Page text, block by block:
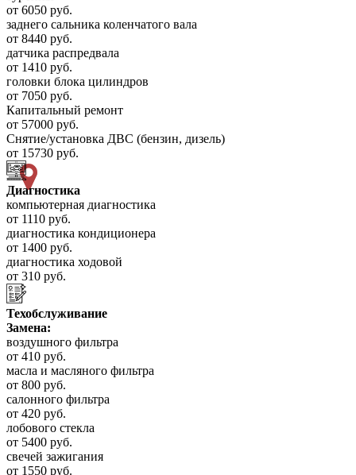
от 6050 руб.
заднего сальника коленчатого вала
от 8440 руб.
датчика распредвала
от 1410 руб.
головки блока цилиндров
от 7050 руб.
Капитальный ремонт
от 57000 руб.
Снятие/установка ДВС (бензин, дизель)
от 15730 руб.
Диагностика
компьютерная диагностика
от 1110 руб.
диагностика кондиционера
от 1400 руб.
диагностика ходовой
от 310 руб.
Техобслуживание
Замена:
воздушного фильтра
от 410 руб.
масла и масляного фильтра
от 800 руб.
салонного фильтра
от 420 руб.
лобового стекла
от 5400 руб.
свечей зажигания
от 1550 руб.